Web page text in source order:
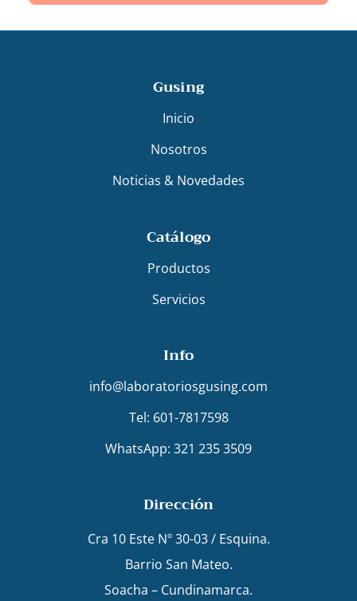
Gusing
Inicio
Nosotros
Noticias & Novedades
Catálogo
Productos
Servicios
Info
info@laboratoriosgusing.com
Tel: 601-7817598
WhatsApp: 321 235 3509
Dirección
Cra 10 Este Nº 30-03 / Esquina.
Barrio San Mateo.
Soacha – Cundinamarca.